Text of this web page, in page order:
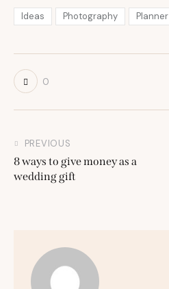
Ideas Photography Planner
0
PREVIOUS
8 ways to give money as a
wedding gift